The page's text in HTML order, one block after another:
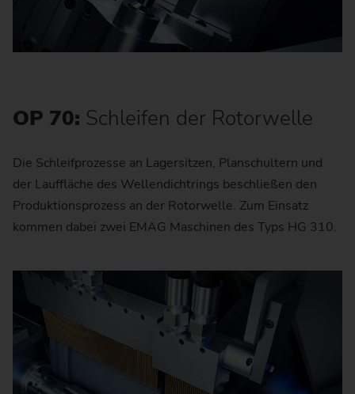
OP 70: Schleifen der Rotorwelle
Die Schleifprozesse an Lagersitzen, Planschultern und
der Lauffläche des Wellendichtrings beschließen den
Produktionsprozess an der Rotorwelle. Zum Einsatz
kommen dabei zwei EMAG Maschinen des Typs HG 310.